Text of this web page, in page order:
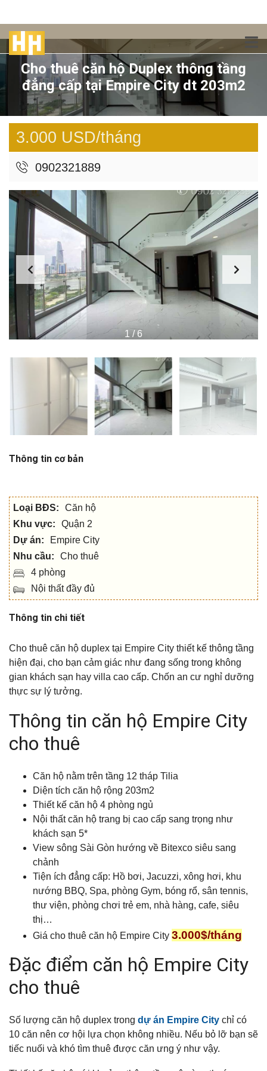
Cho thuê căn hộ Duplex thông tầng
đẳng cấp tại Empire City dt 203m2
3.000 USD/tháng
0902321889
1 /6
Thông tin cơ bản
Loại BĐS:
Căn hộ
Khu vực:
Quận 2
Dự án:
Empire City
Nhu cầu:
Cho thuê
4 phòng
Nội thất đầy đủ
Thông tin chi tiết
Cho thuê căn hộ duplex tại Empire City thiết kế thông tầng
hiện đại, cho bạn cảm giác như đang sống trong không
gian khách sạn hay villa cao cấp. Chốn an cư nghỉ dưỡng
thực sự lý tưởng.
Thông tin căn hộ Empire City
cho thuê
Căn hộ nằm trên tầng 12 tháp Tilia
Diện tích căn hộ rộng 203m2
Thiết kế căn hộ 4 phòng ngủ
Nội thất căn hộ trang bị cao cấp sang trọng như
khách sạn 5*
View sông Sài Gòn hướng về Bitexco siêu sang
chảnh
Tiện ích đẳng cấp: Hồ bơi, Jacuzzi, xông hơi, khu
nướng BBQ, Spa, phòng Gym, bóng rổ, sân tennis,
thư viện, phòng chơi trẻ em, nhà hàng, cafe, siêu
thị…
Giá cho thuê căn hộ Empire City 3.000$/tháng
Đặc điểm căn hộ Empire City
cho thuê
Số lượng căn hộ duplex trong dự án Empire City chỉ có
10 căn nên cơ hội lựa chọn không nhiều. Nếu bỏ lỡ bạn sẽ
tiếc nuối và khó tìm thuê được căn ưng ý như vậy.